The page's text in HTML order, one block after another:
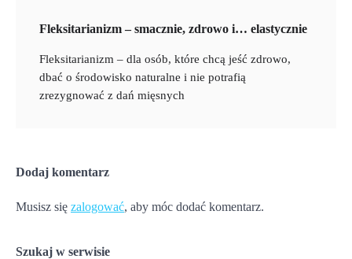
Fleksitarianizm – smacznie, zdrowo i… elastycznie
Fleksitarianizm – dla osób, które chcą jeść zdrowo,
dbać o środowisko naturalne i nie potrafią
zrezygnować z dań mięsnych
Dodaj komentarz
Musisz się zalogować, aby móc dodać komentarz.
Szukaj w serwisie